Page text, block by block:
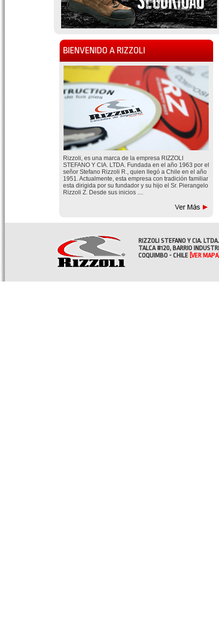
BIENVENIDO A RIZZOLI
Rizzoli, es una marca de la empresa RIZZOLI
STEFANO Y CIA. LTDA. Fundada en el año 1963 por el
señor Stefano Rizzoli R., quien llegó a Chile en el año
1951. Actualmente, esta empresa con tradición familiar
esta dirigida por su fundador y su hijo el Sr. Pierangelo
Rizzoli Z. Desde sus inicios ....
RIZZOLI STEFANO Y CIA. LTDA.
TALCA #120, BARRIO
COQUIMBO - CHILE [VER